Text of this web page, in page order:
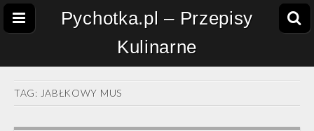
Pychotka.pl – Przepisy
Kulinarne
TAG: JABŁKOWY MUS